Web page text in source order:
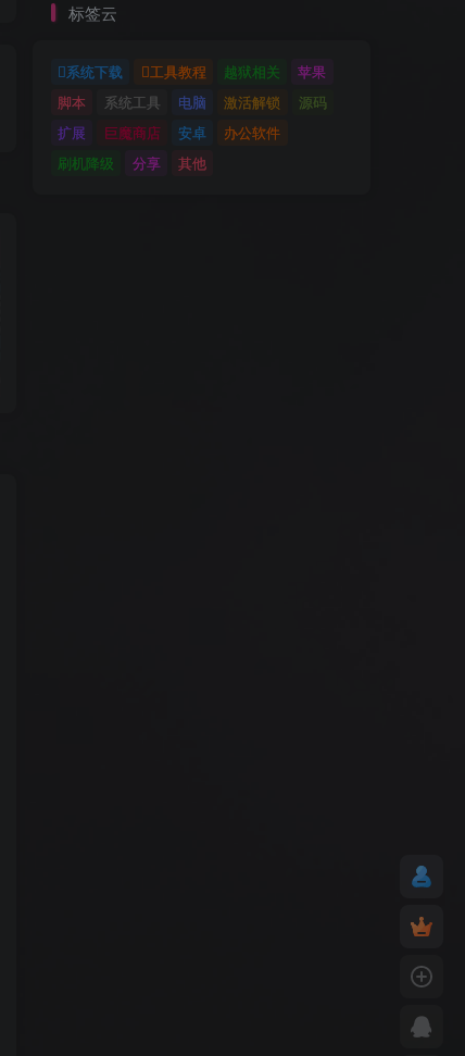
标签云
系统下载 工具教程 越狱相关
苹果
脚本
系统工具 电脑 激活解锁
源码
扩展
巨魔商店 安卓
办公软件
刷机降级
分享 其他